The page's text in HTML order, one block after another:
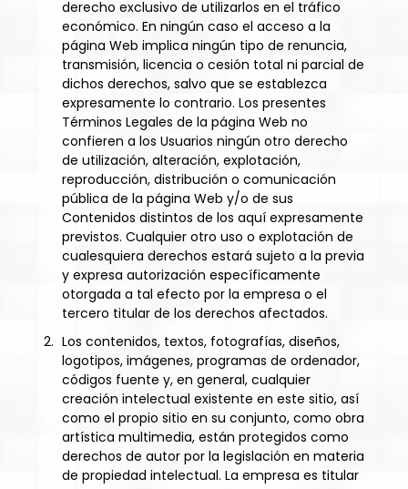
derecho exclusivo de utilizarlos en el tráfico
económico. En ningún caso el acceso a la
página Web implica ningún tipo de renuncia,
transmisión, licencia o cesión total ni parcial de
dichos derechos, salvo que se establezca
expresamente lo contrario. Los presentes
Términos Legales de la página Web no
confieren a los Usuarios ningún otro derecho
de utilización, alteración, explotación,
reproducción, distribución o comunicación
pública de la página Web y/o de sus
Contenidos distintos de los aquí expresamente
previstos. Cualquier otro uso o explotación de
cualesquiera derechos estará sujeto a la previa
y expresa autorización específicamente
otorgada a tal efecto por la empresa o el
tercero titular de los derechos afectados.
Los contenidos, textos, fotografías, diseños,
logotipos, imágenes, programas de ordenador,
códigos fuente y, en general, cualquier
creación intelectual existente en este sitio, así
como el propio sitio en su conjunto, como obra
artística multimedia, están protegidos como
derechos de autor por la legislación en materia
de propiedad intelectual. La empresa es titular